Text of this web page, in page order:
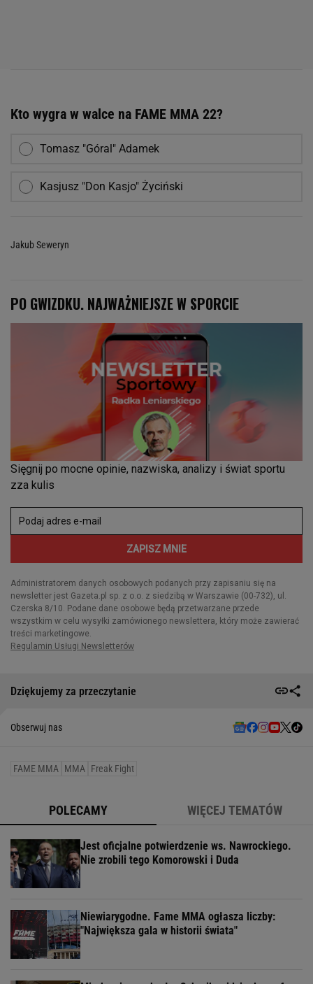
Kto wygra w walce na FAME MMA 22?
Tomasz "Góral" Adamek
Kasjusz "Don Kasjo" Życiński
Jakub Seweryn
Dziękujemy za przeczytanie
Obserwuj nas
FAME MMA MMA Freak Fight
POLECAMY WIĘCEJ TEMATÓW
Jest oficjalne potwierdzenie ws. Nawrockiego.
Nie zrobili tego Komorowski i Duda
Niewiarygodne. Fame MMA ogłasza liczby:
"Największa gala w historii świata"